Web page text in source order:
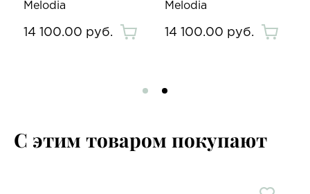
Melodia
14 100.00 руб.
Melodia
14 100.00 руб.
С этим товаром покупают